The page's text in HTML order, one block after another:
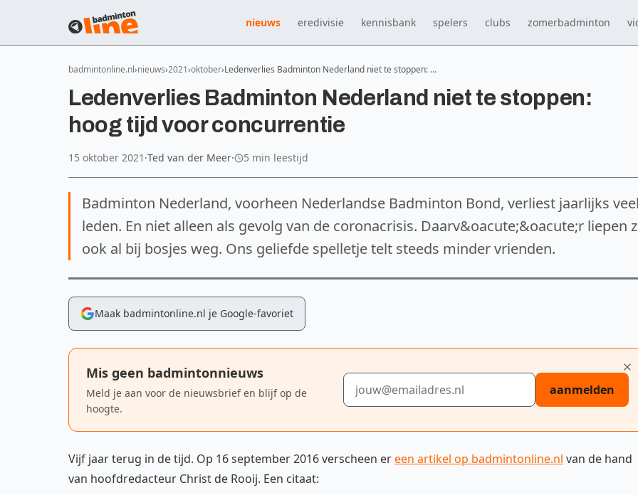
nieuws eredivisie kennisbank spelers clubs zomerbadminton
badmintonline.nl nieuws 2021 oktober Ledenverlies Badminton Nederland niet te stoppen: …
Ledenverlies Badminton Nederland niet te stoppen:
hoog tijd voor concurrentie
15 oktober 2021 ·Ted van der Meer· 5 min leestijd
Badminton Nederland, voorheen Nederlandse Badminton Bond, verliest jaarlijks
leden. En niet alleen als gevolg van de coronacrisis. Daarv&oacute;&oacute;r liepen
ook al bij bosjes weg. Ons geliefde spelletje telt steeds minder vrienden.
Maak badmintonline.nl je Google-favoriet
Mis geen badmintonnieuws
Meld je aan voor de nieuwsbrief en blijf op de
hoogte.
E-mailadres
aanmelden
Vijf jaar terug in de tijd. Op 16 september 2016 verscheen ereen artikel op badmintonline.nl van de hand
van hoofdredacteur Christ de Rooij. Een citaat: